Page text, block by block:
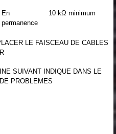
En
permanence
10 kΩ minimum
LE FAISCEAU DE CABLES
SUIVANT INDIQUE DANS LE
PROBLEMES